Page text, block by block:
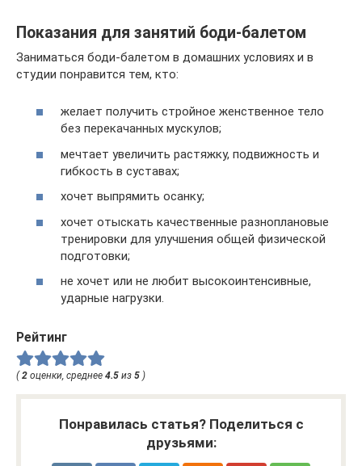
Показания для занятий боди-балетом
Заниматься боди-балетом в домашних условиях и в
студии понравится тем, кто:
желает получить стройное женственное тело
без перекачанных мускулов;
мечтает увеличить растяжку, подвижность и
гибкость в суставах;
хочет выпрямить осанку;
хочет отыскать качественные разноплановые
тренировки для улучшения общей физической
подготовки;
не хочет или не любит высокоинтенсивные,
ударные нагрузки.
Рейтинг
(2 оценки, среднее 4.5 из 5 )
Понравилась статья? Поделиться с
друзьями: